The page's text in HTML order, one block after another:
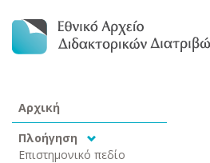
Αρχική
Πλοήγηση
Επιστημονικό πεδίο